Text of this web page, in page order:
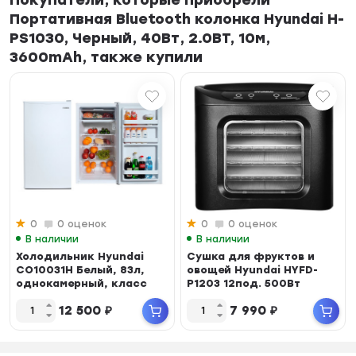
Портативная Bluetooth колонка Hyundai H-
PS1030, Черный, 40Вт, 2.0BT, 10м,
3600mAh, также купили
0
0 оценок
В наличии
Холодильник Hyundai
CO10031H Белый, 83л,
однокамерный, класс
12 500 ₽
0
0 оценок
В наличии
Сушка для фруктов и
овощей Hyundai HYFD-
P1203 12под. 500Вт
7 990 ₽